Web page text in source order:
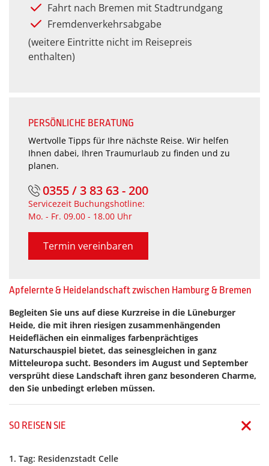
Apfelernte & Heidelandschaft zwischen Hamburg & Bremen
Begleiten Sie uns auf diese Kurzreise in die Lüneburger
Heide, die mit ihren riesigen zusammenhängenden
Heideflächen ein einmaliges farbenprächtiges
Naturschauspiel bietet, das seinesgleichen in ganz
Mitteleuropa sucht. Besonders im August und September
versprüht diese Landschaft ihren ganz besonderen Charme,
den Sie unbedingt erleben müssen.
SO REISEN SIE
1. Tag: Residenzstadt Celle
Fahrt nach Bremen mit Stadtrundgang
Fremdenverkehrsabgabe
(weitere Eintritte nicht im Reisepreis
enthalten)
PERSÖNLICHE BERATUNG
Wertvolle Tipps für Ihre nächste Reise. Wir helfen
Ihnen dabei, Ihren Traumurlaub zu finden und zu
planen.
0355 / 3 83 63 - 200
Servicezeit Buchungshotline:
Mo. - Fr. 09.00 - 18.00 Uhr
Termin vereinbaren